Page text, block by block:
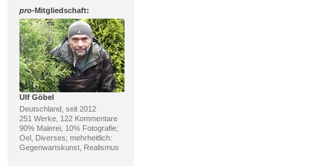
pro-Mitgliedschaft:
Ulf Göbel
Deutschland, seit 2012
251 Werke, 122 Kommentare
90% Malerei, 10% Fotografie;
Oel, Diverses; mehrheitlich:
Gegenwartskunst, Realismus